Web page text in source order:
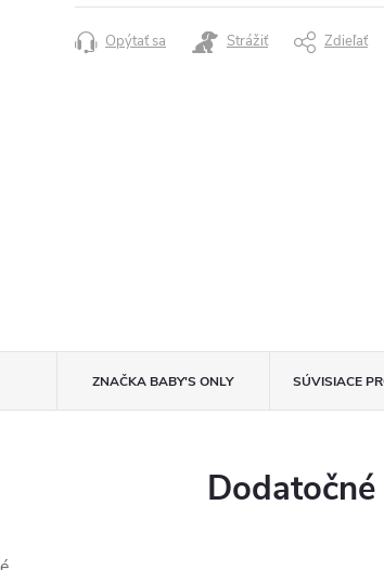
cena:
Opýtať sa Strážiť Zdieľať
ZNAČKA BABY'S ONLY SÚVISIACE